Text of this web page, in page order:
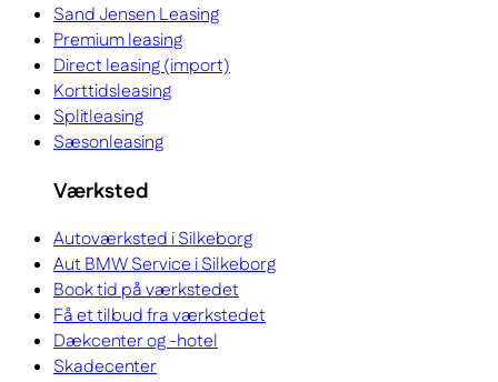
Sand Jensen Leasing
Premium leasing
Direct leasing (import)
Korttidsleasing
Splitleasing
Sæsonleasing
Værksted
Autoværksted i Silkeborg
Aut BMW Service i Silkeborg
Book tid på værkstedet
Få et tilbud fra værkstedet
Dækcenter og -hotel
Skadecenter